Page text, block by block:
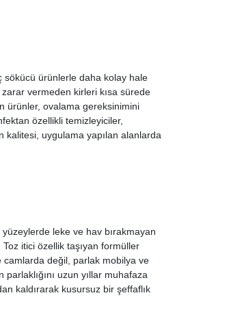
sökücü ürünlerle daha kolay hale
vermeden kirleri kısa sürede
ürünler, ovalama gereksinimini
özellikli temizleyiciler,
kalitesi, uygulama yapılan alanlarda
leke ve hav bırakmayan
itici özellik taşıyan formüller
camlarda değil, parlak mobilya ve
uzun yıllar muhafaza
kaldırarak kusursuz bir şeffaflık